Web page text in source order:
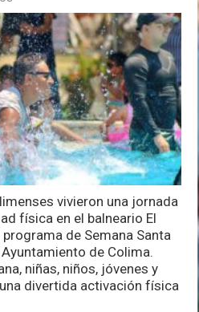
Diversión,
música
y
convivencia
en
El
Cahuite
durante
Semana
Santa
vivieron una jornada
física en el balneario El
de Semana Santa
de Colima.
niñas, niños, jóvenes y
divertida activación física